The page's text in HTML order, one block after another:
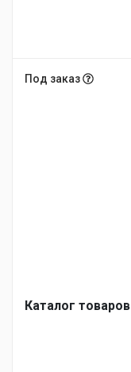
Под заказ
Каталог товаров